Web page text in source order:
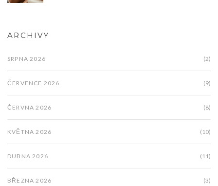
ARCHIVY
SRPNA 2026 (2)
ČERVENCE 2026 (9)
ČERVNA 2026 (8)
KVĚTNA 2026 (10)
DUBNA 2026 (11)
BŘEZNA 2026 (3)